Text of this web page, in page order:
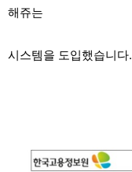
해쥬는
시스템을 도입했습니다.